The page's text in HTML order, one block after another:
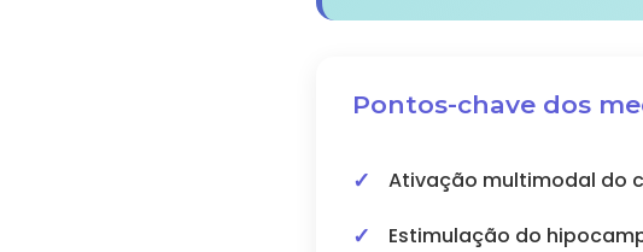
Pontos-chave dos
Ativação multimodal do
Estimulação do